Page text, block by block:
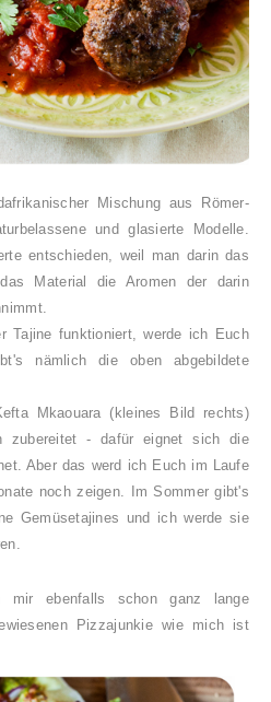
Mischung aus Römer-
und glasierte Modelle.
entschieden, weil man darin das
Material die Aromen der darin
Tajine funktioniert, werde ich Euch
nämlich die oben abgebildete
Mkaouara (kleines Bild rechts)
zubereitet - dafür eignet sich die
Aber das werd ich Euch im Laufe
noch zeigen. Im Sommer gibt's
Gemüsetajines und ich werde sie
mir ebenfalls schon ganz lange
Pizzajunkie wie mich ist